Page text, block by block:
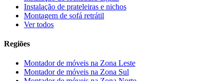
Instalação de prateleiras e nichos
Montagem de sofá retrátil
Ver todos
Regiões
Montador de móveis na Zona Leste
Montador de móveis na Zona Sul